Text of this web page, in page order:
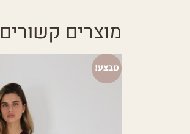
מוצרים קשורים
מבצע!